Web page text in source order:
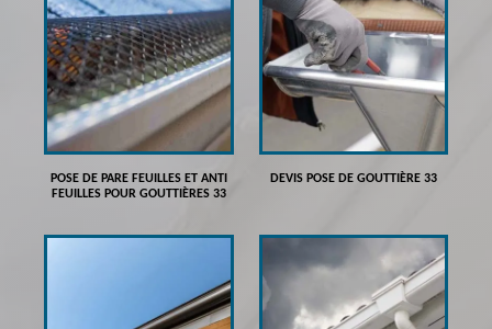
POSE DE PARE FEUILLES ET ANTI
FEUILLES POUR GOUTTIÈRES 33
DEVIS POSE DE GOUTTIÈRE 33